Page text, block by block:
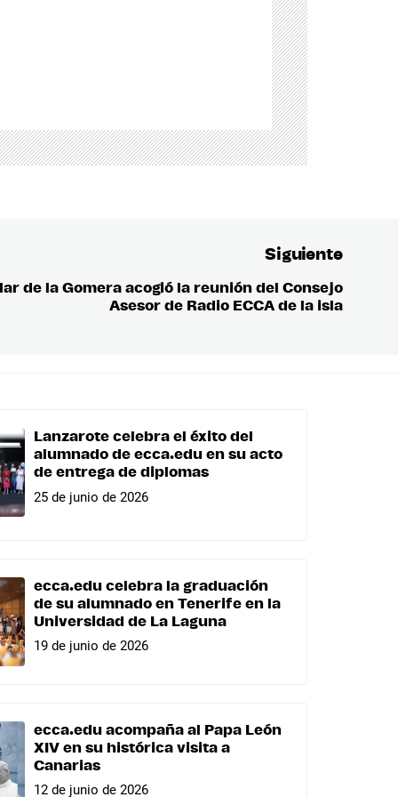
Siguiente
Entrada
de la Gomera acogió la reunión del Consejo
Asesor de Radio ECCA de la isla
Lanzarote celebra el éxito del
alumnado de ecca.edu en su acto
de entrega de diplomas
25 de junio de 2026
ecca.edu celebra la graduación
de su alumnado en Tenerife en la
Universidad de La Laguna
19 de junio de 2026
ecca.edu acompaña al Papa León
XIV en su histórica visita a
Canarias
12 de junio de 2026